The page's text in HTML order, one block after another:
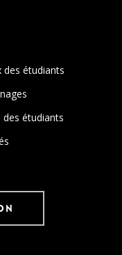
des étudiants
des étudiants